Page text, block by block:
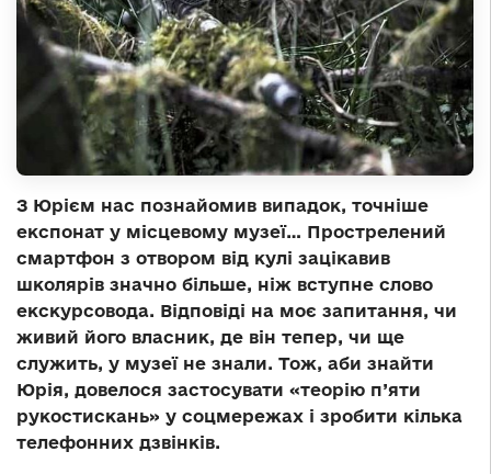
З Юрієм нас познайомив випадок, точніше
експонат у місцевому музеї… Прострелений
смартфон з отвором від кулі зацікавив
школярів значно більше, ніж вступне слово
екскурсовода. Відповіді на моє запитання, чи
живий його власник, де він тепер, чи ще
служить, у музеї не знали. Тож, аби знайти
Юрія, довелося застосувати «теорію п’яти
рукостискань» у соцмережах і зробити кілька
телефонних дзвінків.